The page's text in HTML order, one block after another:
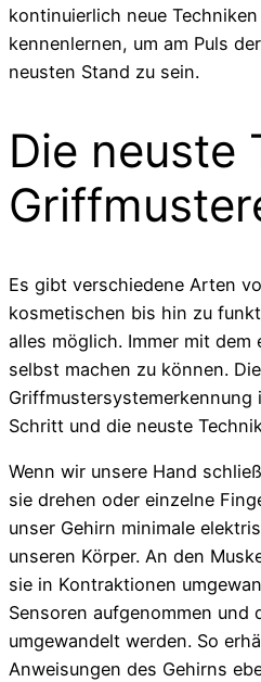
kontinuierlich neue
kennenlernen, um am Puls
neusten Stand zu sein.
Die neuste
Es gibt verschiedene Arten
kosmetischen bis hin zu
alles möglich. Immer mit dem
selbst machen zu können. Die
Schritt und die neuste
Wenn wir unsere Hand
sie drehen oder einzelne
unser Gehirn minimale
unseren Körper. An den
sie in Kontraktionen
Sensoren aufgenommen und
umgewandelt werden. So
Anweisungen des Gehirns